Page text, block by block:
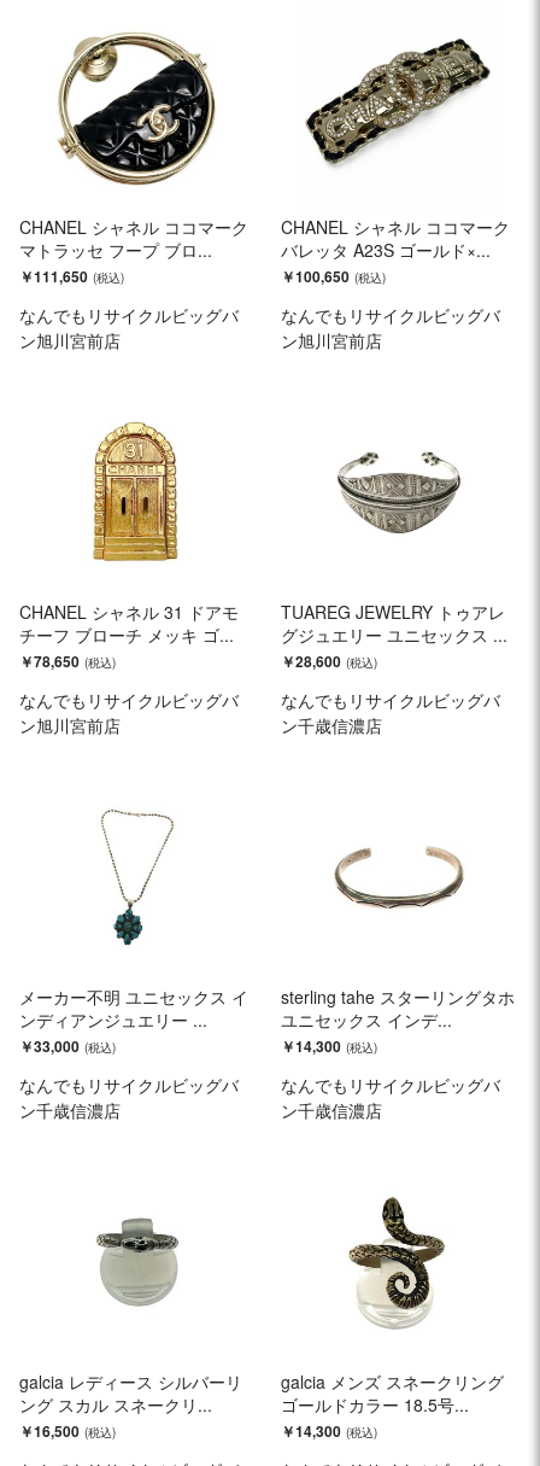
CHANEL シャネル ココマーク
マトラッセ フープ ブロ...
￥111,650
なんでもリサイクルビッグバ
ン旭川宮前店
CHANEL シャネル ココマーク
バレッタ A23S ゴールド×...
￥100,650
なんでもリサイクルビッグバ
ン旭川宮前店
CHANEL シャネル 31 ドアモ
チーフ ブローチ メッキ ゴ...
￥78,650
なんでもリサイクルビッグバ
ン旭川宮前店
TUAREG JEWELRY トゥアレ
グジュエリー ユニセックス ...
￥28,600
なんでもリサイクルビッグバ
ン千歳信濃店
メーカー不明 ユニセックス イ
ンディアンジュエリー ...
￥33,000
なんでもリサイクルビッグバ
ン千歳信濃店
sterling tahe スターリングタホ
ユニセックス インデ...
￥14,300
なんでもリサイクルビッグバ
ン千歳信濃店
galcia レディース シルバーリ
ング スカル スネークリ...
￥16,500
galcia メンズ スネークリング
ゴールドカラー 18.5号...
￥14,300